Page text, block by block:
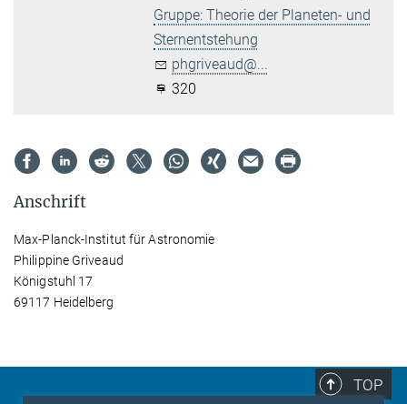
Gruppe: Theorie der Planeten- und
Sternentstehung
phgriveaud@...
320
Anschrift
Max-Planck-Institut für Astronomie
Philippine Griveaud
Königstuhl 17
69117 Heidelberg
TOP